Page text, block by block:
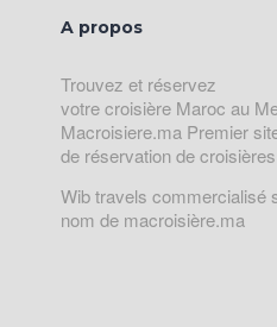
A propos
Trouvez et réservez
votre croisière Maroc au
Macroisiere.ma Premier
de réservation de
Wib travels commercialisé
nom de macroisière.ma